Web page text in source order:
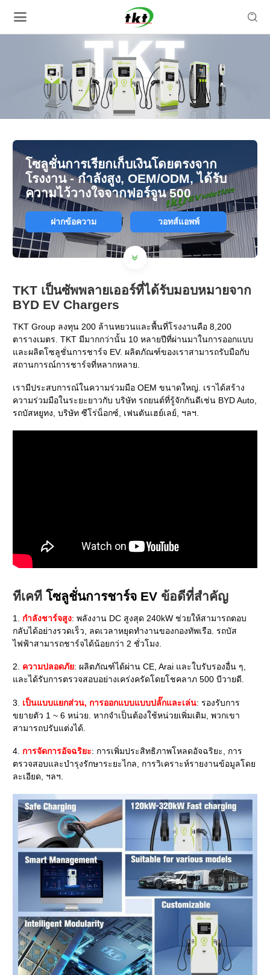

โซลูชั่นการเรียกเก็บเงินโดยตรงจาก
โรงงาน - กำลังสูง, OEM/ODM, ได้รับ
ความไว้วางใจจากฟอร์จูน 500
ฝากข้อความ วอทส์แอพพ์
TKT เป็นซัพพลายเออร์ที่ได้รับมอบหมายจาก
BYD EV Chargers
TKT Group ลงทุน 200 ล้านหยวนและพื้นที่โรงงานคือ 8,200
ตารางเมตร. TKT มีมากกว่านั้น 10 หลายปีที่ผ่านมาในการออกแบบ
และผลิตโซลูชั่นการชาร์จ EV. ผลิตภัณฑ์ของเราสามารถรับมือกับ
สถานการณ์การชาร์จที่หลากหลาย.
เรามีประสบการณ์ในความร่วมมือ OEM ขนาดใหญ่. เราได้สร้าง
ความร่วมมือในระยะยาวกับ บริษัท รถยนต์ที่รู้จักกันดีเช่น BYD Auto,
รถบัสหยูทง, บริษัท ซีโร่น็อกซ์, เฟนตันเฮย์เลย์, ฯลฯ.
ทีเคที โซลูชั่นการชาร์จ EV ข้อดีที่สำคัญ
1. กำลังชาร์จสูง: พลังงาน DC สูงสุด 240kW ช่วยให้สามารถตอบ
กลับได้อย่างรวดเร็ว, ลดเวลาหยุดทำงานของกองทัพเรือ. รถบัส
ไฟฟ้าสามารถชาร์จได้น้อยกว่า 2 ชั่วโมง.
2. ความปลอดภัย: ผลิตภัณฑ์ได้ผ่าน CE, Arai และใบรับรองอื่น ๆ,
และได้รับการตรวจสอบอย่างเคร่งครัดโดยโชคลาภ 500 บีวายดี.
3. เป็นแบบแยกส่วน, การออกแบบแบบปลั๊กและเล่น: รองรับการ
ขยายตัว 1 ~ 6 หน่วย. หากจำเป็นต้องใช้หน่วยเพิ่มเติม, พวกเขา
สามารถปรับแต่งได้.
4. การจัดการอัจฉริยะ: การเพิ่มประสิทธิภาพโหลดอัจฉริยะ, การ
ตรวจสอบและบำรุงรักษาระยะไกล, การวิเคราะห์รายงานข้อมูลโดย
ละเอียด, ฯลฯ.